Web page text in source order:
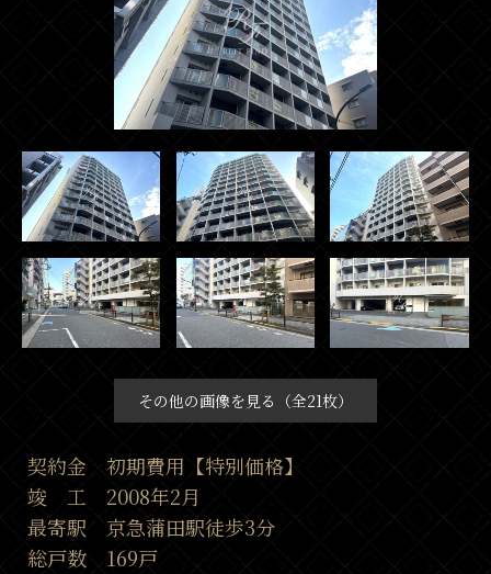
その他の画像を見る（全21枚）
契約金 初期費用【特別価格】
竣 工 2008年2月
最寄駅 京急蒲田駅徒歩3分
総戸数 169戸